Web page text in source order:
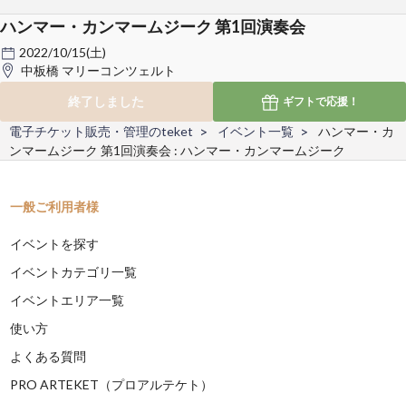
ハンマー・カンマームジーク 第1回演奏会
2022/10/15(土)
中板橋 マリーコンツェルト
終了しました
ギフトで応援！
電子チケット販売・管理のteket イベント一覧
ハンマー・カ
ンマームジーク 第1回演奏会 : ハンマー・カンマームジーク
一般ご利用者様
イベントを探す
イベントカテゴリ一覧
イベントエリア一覧
使い方
よくある質問
PRO ARTEKET（プロアルテケト）